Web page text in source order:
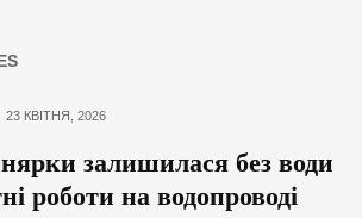
23 КВІТНЯ, 2026
залишилася без води
роботи на водопроводі